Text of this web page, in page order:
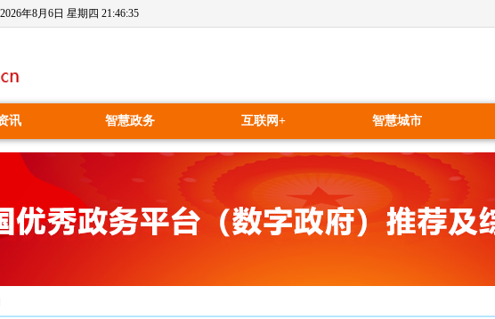
2026年8月6日 星期四 21:46:35
讯 智慧政务 互联网+ 智慧城市